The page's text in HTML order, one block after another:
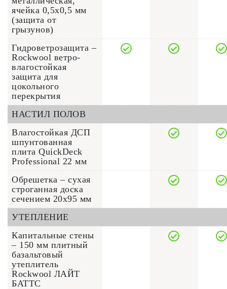
ячейка 0,5х0,5 мм
(защита от
грызунов)
Гидроветрозащита –
Rockwool ветро-
влагостойкая
защита для
цокольного
перекрытия
НАСТИЛ ПОЛОВ
Влагостойкая ДСП
шпунтованная
плита QuickDeck
Professional 22 мм
Обрешетка – сухая
строганная доска
сечением 20x95 мм
УТЕПЛЕНИЕ
Капитальные стены
– 150 мм плитный
базальтовый
утеплитель
Rockwool ЛАЙТ
БАТТС